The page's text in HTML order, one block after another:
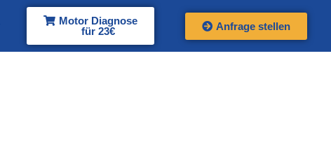
Motor Diagnose
für 23€
Anfrage stellen